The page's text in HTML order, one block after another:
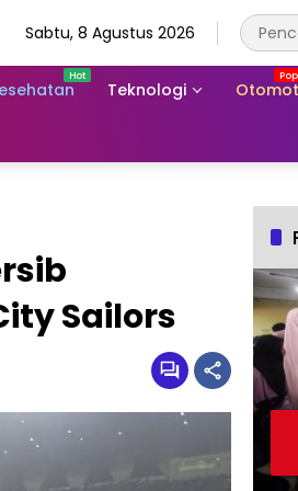
Sabtu, 8 Agustus 2026
Teknologi
Sailors